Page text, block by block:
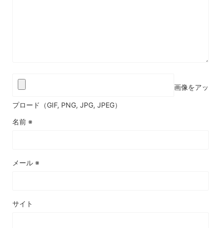
画像をアッ
プロード（GIF, PNG, JPG, JPEG）
名前 ※
メール ※
サイト